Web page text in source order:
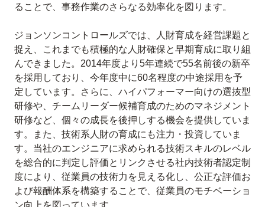
ることで、事務作業のさらなる効率化を図ります。
ジョンソンコントロールズでは、人財育成を経営課題と
捉え、これまでも積極的な人財確保と早期育成に取り組
んできました。2014年度より5年連続で55名前後の新卒
を採用しており、今年度中に60名程度の中途採用を予
定しています。さらに、ハイパフォーマー向けの選抜型
研修や、チームリーダー候補育成のためのマネジメント
研修など、個々の成長を後押しする機会を提供していま
す。また、技術系人財の育成にも注力・投資していま
す。当社のエンジニアに求められる技術スキルのレベル
を総合的に判定し評価とリンクさせる社内技術者認定制
度により、従業員の技術力を見える化し、公正な評価お
よび報酬体系を構築することで、従業員のモチベーショ
ン向上を図っています。